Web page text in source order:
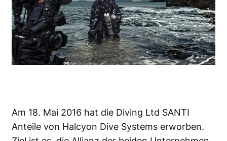
Am 18. Mai 2016 hat die Diving Ltd SANTI
Anteile von Halcyon Dive Systems erworben.